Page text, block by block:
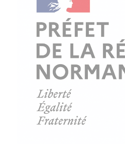
© Copyright - ProfessionsBois | Conception
Actualités
Mentions légales
Politique de confidentialité